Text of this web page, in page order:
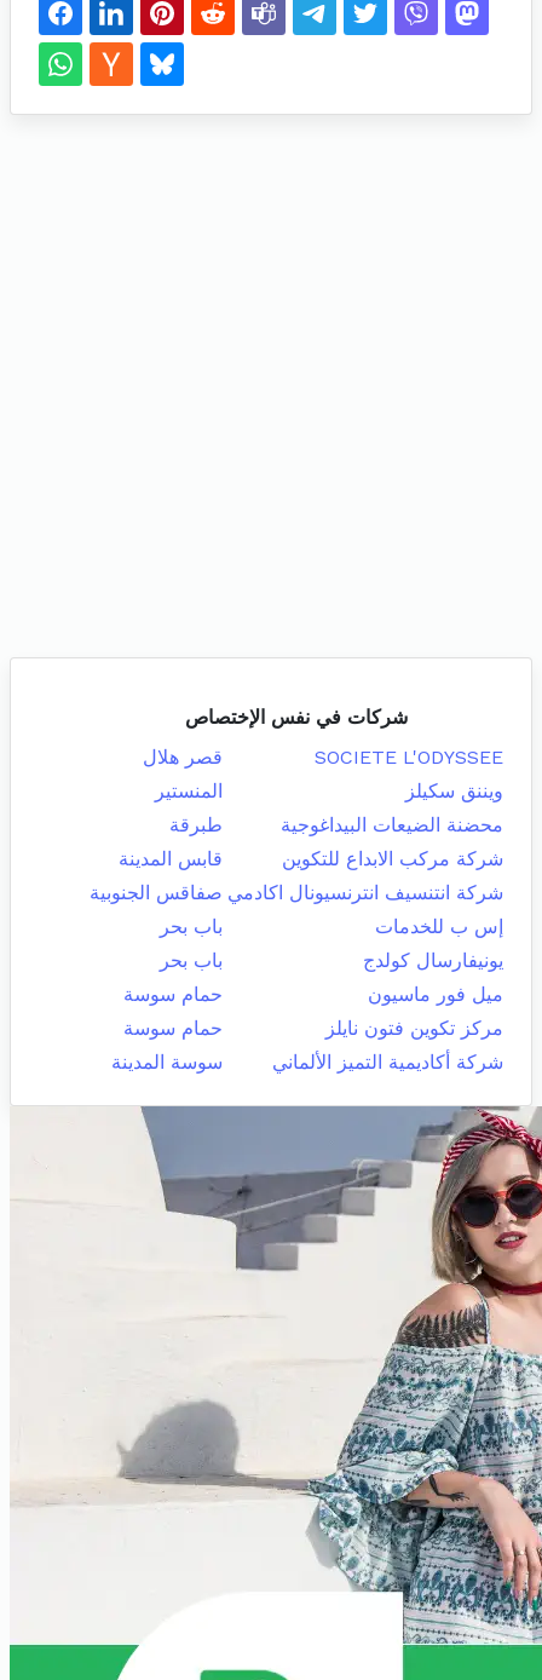
شركات في نفس الإختصاص
SOCIETE L'ODYSSEE
قصر هلال
ويننق سكيلز
المنستير
محضنة الضيعات البيداغوجية
طبرقة
شركة مركب الابداع للتكوين
قابس المدينة
شركة انتنسيف انترنسيونال اكادمي صفاقس الجنوبية
إس ب للخدمات
باب بحر
يونيفارسال كولدج
باب بحر
ميل فور ماسيون
حمام سوسة
مركز تكوين فتون نايلز
حمام سوسة
شركة أكاديمية التميز الألماني
سوسة المدينة